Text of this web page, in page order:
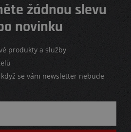
žádnou slevu
novinku
produkty a služby
se vám newsletter nebude